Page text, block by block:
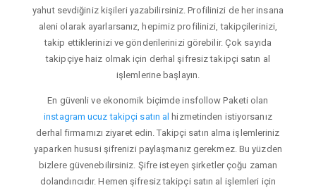
yahut sevdiğiniz kişileri yazabilirsiniz. Profilinizi de her insana
aleni olarak ayarlarsanız, hepimiz profilinizi, takipçilerinizi,
takip ettiklerinizi ve gönderilerinizi görebilir. Çok sayıda
takipçiye haiz olmak için derhal şifresiz takipçi satın al
işlemlerine başlayın.
En güvenli ve ekonomik biçimde insfollow Paketi olan
instagram ucuz takipçi satın al hizmetinden istiyorsanız
derhal firmamızı ziyaret edin. Takipçi satın alma işlemleriniz
yaparken hususi şifrenizi paylaşmanız gerekmez. Bu yüzden
bizlere güvenebilirsiniz. Şifre isteyen şirketler çoğu zaman
dolandırıcıdır. Hemen şifresiz takipçi satın al işlemleri için